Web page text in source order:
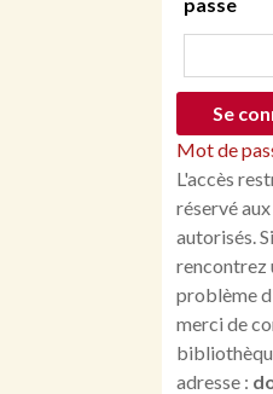
Mot de
L'accès
réservé
autorisés.
rencontrez
problème
merci de
adresse :